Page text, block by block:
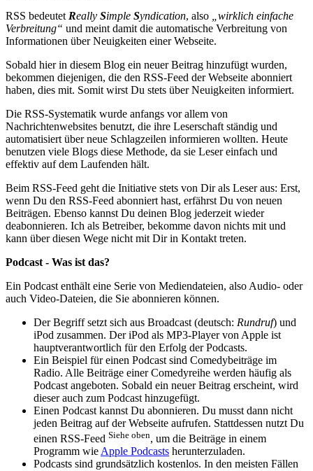
RSS bedeutet Really Simple Syndication, also
„wirklich einfache
Verbreitung“ und meint damit die automatische Verbreitung von
Informationen über Neuigkeiten einer Webseite.
Sobald hier in diesem Blog ein neuer Beitrag hinzufügt wurden,
bekommen diejenigen, die den RSS-Feed der Webseite abonniert
haben, dies mit. Somit wirst Du stets über Neuigkeiten informiert.
Die RSS-Systematik wurde anfangs vor allem von
Nachrichtenwebsites benutzt, die ihre Leserschaft ständig und
automatisiert über neue Schlagzeilen informieren wollten. Heute
benutzen viele Blogs diese Methode, da sie Leser einfach und
effektiv auf dem Laufenden hält.
Beim RSS-Feed geht die Initiative stets von Dir als Leser aus: Erst,
wenn Du den RSS-Feed abonniert hast, erfährst Du von neuen
Beiträgen. Ebenso kannst Du deinen Blog jederzeit wieder
deabonnieren. Ich als Betreiber, bekomme davon nichts mit und
kann über diesen Wege nicht mit Dir in Kontakt treten.
Podcast - Was ist das?
Ein Podcast enthält eine Serie von Mediendateien, also Audio- oder
auch Video-Dateien, die Sie abonnieren können.
Der Begriff setzt sich aus Broadcast (deutsch: Rundruf) und
iPod zusammen. Der iPod als MP3-Player von Apple ist
hauptverantwortlich für den Erfolg der Podcasts.
Ein Beispiel für einen Podcast sind Comedybeiträge im
Radio. Alle Beiträge einer Comedyreihe werden häufig als
Podcast angeboten. Sobald ein neuer Beitrag erscheint, wird
dieser auch zum Podcast hinzugefügt.
Einen Podcast kannst Du abonnieren. Du musst dann nicht
jeden Beitrag auf der Webseite aufrufen. Stattdessen nutzt Du
einen RSS-Feed Siehe oben, um die Beiträge in einem
Programm wie Apple Podcasts herunterzuladen.
Podcasts sind grundsätzlich kostenlos. In den meisten Fällen